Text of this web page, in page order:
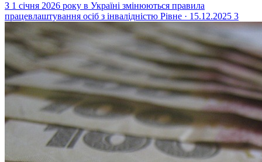
З 1 січня 2026 року в Україні змінюються правила
працевлаштування осіб з інвалідністю Рівне · 15.12.2025 3